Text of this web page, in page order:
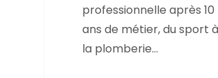
professionnelle après 10
ans de métier, du sport à
la plomberie...